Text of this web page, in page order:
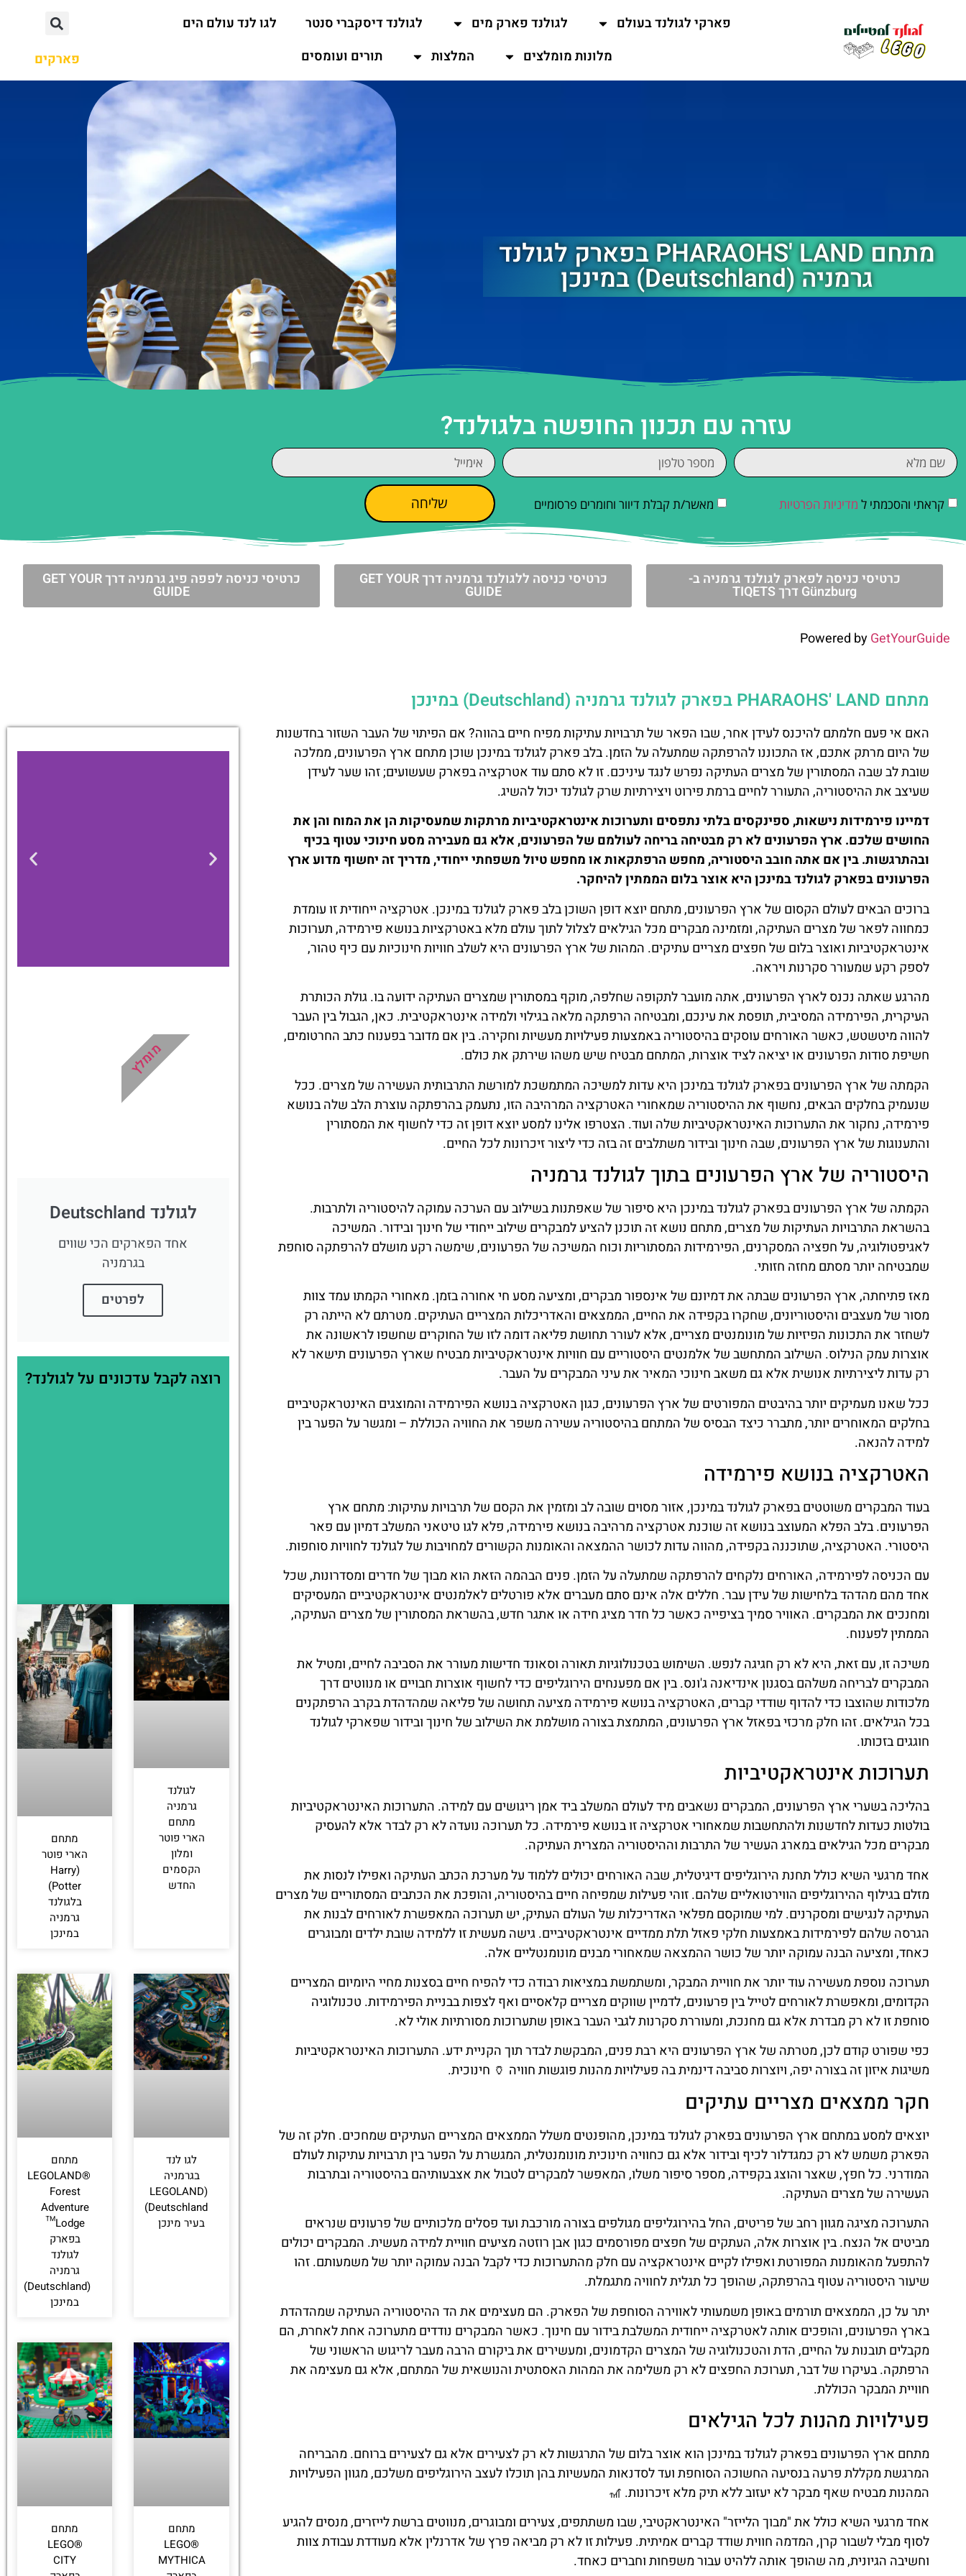
פארקי לגולנד בעולם לגולנד פארק מים לגולנד דיסקברי סנטר
לגו לנד עולם הים
מלונות מומלצים
המלצות תורים ועומסים פארקים
מתחם PHARAOHS' LAND בפארק לגולנד
גרמניה (Deutschland) במינכן
עזרה עם תכנון החופשה בלגולנד?
קראתי והסכמתי ל מדיניות הפרטיות מאשר/ת קבלת דיוור וחומרים פרסומיים שליחה
כרטיסי כניסה לפארק לגולנד גרמניה ב-
Günzburg דרך TIQETS
כרטיסי כניסה ללגולנד גרמניה דרך GET YOUR
GUIDE
כרטיסי כניסה לפפה פיג גרמניה דרך GET YOUR
GUIDE
Powered byGetYourGuide
מתחם PHARAOHS' LAND בפארק לגולנד גרמניה (Deutschland) במינכן
האם אי פעם חלמתם להיכנס לעידן אחר, שבו הפאר של תרבויות עתיקות מפיח חיים בהווה? אם הפיתוי של העבר השזור בחדשנות
של היום מרתק אתכם, אז התכוננו להרפתקה שמתעלה על הזמן. בלב פארק לגולנד במינכן שוכן מתחם ארץ הפרעונים, ממלכה
שובת לב שבה המסתורין של מצרים העתיקה נפרש לנגד עיניכם. זו לא סתם עוד אטרקציה בפארק שעשועים; זהו שער לעידן
שעיצב את ההיסטוריה, התעורר לחיים ברמת פירוט ויצירתיות שרק לגולנד יכול להשיג.
דמיינו פירמידות נישאות, ספינקסים בלתי נתפסים ותערוכות אינטראקטיביות מרתקות שמעסיקות הן את המוח והן את
החושים שלכם. ארץ הפרעונים לא רק מבטיחה בריחה לעולמם של הפרעונים, אלא גם מעבירה מסע חינוכי עטוף בכיף
ובהתרגשות. בין אם אתה חובב היסטוריה, מחפש הרפתקאות או מחפש טיול משפחתי ייחודי, מדריך זה יחשוף מדוע ארץ
הפרעונים בפארק לגולנד במינכן היא אוצר בלום הממתין להיחקר.
ברוכים הבאים לעולם הקסום של ארץ הפרעונים, מתחם יוצא דופן השוכן בלב פארק לגולנד במינכן. אטרקציה ייחודית זו עומדת
כמחווה לפאר של מצרים העתיקה, ומזמינה מבקרים מכל הגילאים לצלול לתוך עולם מלא באטרקציות בנושא פירמידה, תערוכות
אינטראקטיביות ואוצר בלום של חפצים מצריים עתיקים. המהות של ארץ הפרעונים היא לשלב חוויות חינוכיות עם כיף טהור,
לספק רקע שמעורר סקרנות ויראה.
מהרגע שאתה נכנס לארץ הפרעונים, אתה מועבר לתקופה שחלפה, מוקף במסתורין שמצרים העתיקה ידועה בו. גולת הכותרת
העיקרית, הפירמידה המסיבית, תופסת את עינכם, ומבטיחה הרפתקה מלאה בגילוי ולמידה אינטראקטיבית. כאן, הגבול בין העבר
להווה מיטשטש, כאשר האורחים עוסקים בהיסטוריה באמצעות פעילויות מעשיות וחקירה. בין אם מדובר בפענוח כתב החרטומים,
חשיפת סודות הפרעונים או יציאה לציד אוצרות, המתחם מבטיח שיש משהו שירתק את כולם.
הקמתה של ארץ הפרעונים בפארק לגולנד במינכן היא עדות למשיכה המתמשכת למורשת התרבותית העשירה של מצרים. ככל
שנעמיק בחלקים הבאים, נחשוף את ההיסטוריה שמאחורי האטרקציה המרהיבה הזו, נתעמק בהרפתקה עוצרת הלב שלה בנושא
פירמידה, נחקור את התערוכות האינטראקטיביות שלה ועוד. הצטרפו אלינו למסע יוצא דופן זה כדי לחשוף את המסתורין
והתענוגות של ארץ הפרעונים, שבה חינוך ובידור משתלבים זה בזה כדי ליצור זיכרונות לכל החיים.
היסטוריה של ארץ הפרעונים בתוך לגולנד גרמניה
הקמתה של ארץ הפרעונים בפארק לגולנד במינכן היא סיפור של שאפתנות בשילוב עם הערכה עמוקה להיסטוריה ולתרבות.
בהשראת התרבויות העתיקות של מצרים, מתחם נושא זה תוכנן להציע למבקרים שילוב ייחודי של חינוך ובידור. המשיכה
לאגיפטולוגיה, על חפציה המסקרנים, הפירמידות המסתוריות וכוח המשיכה של הפרעונים, שימשה רקע מושלם להרפתקה סוחפת
שמבטיחה יותר מסתם מחזה חזותי.
מאז פתיחתה, ארץ הפרעונים שבתה את דמיונם של אינספור מבקרים, ומציעה מסע חי אחורה בזמן. מאחורי הקמתו עמד צוות
מסור של מעצבים והיסטוריונים, שחקרו בקפידה את החיים, הממצאים והאדריכלות המצריים העתיקים. מטרתם לא הייתה רק
לשחזר את התכונות הפיזיות של מונומנטים מצריים, אלא לעורר תחושת פליאה דומה לזו של החוקרים שחשפו לראשונה את
אוצרות עמק הנילוס. השילוב המתחשב של אלמנטים היסטוריים עם חוויות אינטראקטיביות מבטיח שארץ הפרעונים תישאר לא
רק עדות ליצירתיות אנושית אלא גם משאב חינוכי המאיר את עיני המבקרים על העבר.
ככל שאנו מעמיקים יותר בהיבטים המפורטים של ארץ הפרעונים, כגון האטרקציה בנושא הפירמידה והמוצגים האינטראקטיביים
בחלקים המאוחרים יותר, מתברר כיצד הבסיס של המתחם בהיסטוריה עשירה משפר את החוויה הכוללת – ומגשר על הפער בין
למידה להנאה.
האטרקציה בנושא פירמידה
בעוד המבקרים משוטטים בפארק לגולנד במינכן, אזור מסוים שובה לב ומזמין את הקסם של תרבויות עתיקות: מתחם ארץ
הפרעונים. בלב הפלא המעוצב בנושא זה שוכנת אטרקציה מרהיבה בנושא פירמידה, פלא לגו טיטאני המשלב דמיון עם פאר
היסטורי. האטרקציה, שתוכננה בקפידה, מהווה עדות לכושר ההמצאה והאומנות הקשורים למחויבות של לגולנד לחוויות סוחפות.
עם הכניסה לפירמידה, האורחים נלקחים להרפתקה שמתעלה על הזמן. פנים הבהמה הזאת הוא מבוך של חדרים ומסדרונות, שכל
אחד מהם מהדהד בלחישות של עידן עבר. חללים אלה אינם סתם מעברים אלא פורטלים לאלמנטים אינטראקטיביים המעסיקים
ומחנכים את המבקרים. האוויר סמיך בציפייה כאשר כל חדר מציג חידה או אתגר חדש, בהשראת המסתורין של מצרים העתיקה,
הממתין לפענוח.
משיכה זו, עם זאת, היא לא רק חגיגה לנפש. השימוש בטכנולוגיות תאורה וסאונד חדישות מעורר את הסביבה לחיים, ומטיל את
המבקרים לבריחה משלהם בסגנון אינדיאנה ג'ונס. בין אם מפענחים הירוגליפים כדי לחשוף אוצרות חבויים או מנווטים דרך
מלכודות שהוצבו כדי להדוף שודדי קברים, האטרקציה בנושא פירמידה מציעה תחושה של פליאה שמהדהדת בקרב הרפתקנים
בכל הגילאים. זהו חלק מרכזי בפאזל ארץ הפרעונים, המתמצת בצורה מושלמת את השילוב של חינוך ובידור שפארקי לגולנד
חוגגים בזכותו.
תערוכות אינטראקטיביות
בהליכה בשערי ארץ הפרעונים, המבקרים נשאבים מיד לעולם המשלב ביד אמן ריגושים עם למידה. התערוכות האינטראקטיביות
בולטות כעדות לחדשנות ולהתחשבות שמאחורי אטרקציה זו בנושא פירמידה. כל תערוכה נועדה לא רק לבדר אלא להעסיק
מבקרים מכל הגילאים במארג העשיר של התרבות וההיסטוריה המצרית העתיקה.
אחד מרגעי השיא כולל תחנת הירוגליפים דיגיטלית, שבה האורחים יכולים ללמוד על מערכת הכתב העתיקה ואפילו לנסות את
מזלם בגילוף ההירוגליפים הווירטואליים שלהם. זוהי פעילות שמפיחה חיים בהיסטוריה, והופכת את הכתבים המסתוריים של מצרים
העתיקה לנגישים ומסקרנים. למי שמוקסם מפלאי האדריכלות של העולם העתיק, יש תערוכה המאפשרת לאורחים לבנות את
הגרסה שלהם לפירמידות באמצעות חלקי פאזל תלת ממדיים אינטראקטיביים. גישה מעשית זו ללמידה שובת ילדים ומבוגרים
כאחד, ומציעה הבנה עמוקה יותר של כושר ההמצאה שמאחורי מבנים מונומנטליים אלה.
תערוכה נוספת מעשירה עוד יותר את חוויית המבקר, ומשתמשת במציאות רבודה כדי להפיח חיים בסצנות מחיי היומיום המצריים
הקדומים, ומאפשרת לאורחים לטייל בין פרעונים, לדמיין שווקים מצריים קלאסיים ואף לצפות בבניית הפירמידות. טכנולוגיה
סוחפת זו לא רק מבדרת אלא גם מחנכת, ומעוררת סקרנות לגבי העבר באופן שתערוכות מסורתיות אולי לא.
כפי שפורט קודם לכן, מטרתה של ארץ הפרעונים היא רבת פנים, המבקשת לבדר תוך הקניית ידע. התערוכות האינטראקטיביות
משיגות איזון זה בצורה יפה, ויוצרות סביבה דינמית בה פעילויות מהנות פוגשות חוויה 🏺 חינוכית.
חקר ממצאים מצריים עתיקים
יוצאים למסע במתחם ארץ הפרעונים בפארק לגולנד במינכן, מהופנטים משלל הממצאים המצריים העתיקים שמחכים. חלק זה של
הפארק משמש לא רק כמגדלור לכיף ובידור אלא גם כחוויה חינוכית מונומנטלית, המגשרת על הפער בין תרבויות עתיקות לעולם
המודרני. כל חפץ, שאצר והוצג בקפידה, מספר סיפור משלו, המאפשר למבקרים לטבול את אצבעותיהם בהיסטוריה ובתרבות
העשירה של מצרים העתיקה.
התערוכה מציגה מגוון רחב של פריטים, החל בהירוגליפים מגולפים בצורה מורכבת ועד פסלים מלכותיים של פרעונים שנראים
מביטים אל הנצח. בין אוצרות אלה, העתקים של חפצים מפורסמים כגון אבן רוזטה מציעים חוויית למידה מעשית. המבקרים יכולים
להתפעל מהאומנות המפורטת ואפילו לקיים אינטראקציה עם חלק מהתערוכות כדי לקבל הבנה עמוקה יותר של משמעותם. זהו
שיעור היסטוריה עטוף בהרפתקה, שהופך כל תגלית לחוויה מתגמלת.
יתר על כן, הממצאים תורמים באופן משמעותי לאווירה הסוחפת של הפארק. הם מעצימים את הד ההיסטוריה העתיקה שמהדהדת
בארץ הפרעונים, והופכים אותה לאטרקציה ייחודית המשלבת בידור עם חינוך. כאשר המבקרים נודדים מתערוכה אחת לאחרת, הם
מקבלים תובנות על החיים, הדת והטכנולוגיה של המצרים הקדמונים, ומעשירים את ביקורם הרבה מעבר לריגוש הראשוני של
הרפתקה. בעיקרו של דבר, תערוכת החפצים לא רק משלימה את המהות האסתטית והנושאית של המתחם, אלא גם מעצימה את
חוויית המבקר הכוללת.
פעילויות מהנות לכל הגילאים
מתחם ארץ הפרעונים בפארק לגולנד במינכן הוא אוצר בלום של התרגשות לא רק לצעירים אלא גם לצעירים ברוחם. מהבריחה
המרגשת מקללת פרעה בנסיעה החשוכה הסוחפת ועד לסדנאות המעשיות בהן תוכלו לעצב הירוגליפים משלכם, מגוון הפעילויות
המהנות מבטיח שאף מבקר לא יעזוב ללא תיק מלא זיכרונות. 🎢
אחד מרגעי השיא כולל את "מבוך הלייזר" האינטראקטיבי, שבו משתתפים, צעירים ומבוגרים, מנווטים ברשת לייזרים, מנסים להגיע
לסוף מבלי לשבור קרן, המדמה חווית שודד קברים אמיתית. פעילות זו לא רק מביאה פרץ של אדרנלין אלא מעודדת עבודת צוות
וחשיבה הגיונית, מה שהופך אותה ללהיט עבור משפחות וחברים כאחד.
מציאת
טיסה זולה?
לחצו
לגולנד Deutschland
אחד הפארקים הכי שווים
בגרמניה
לפרטים
מומלץ
רוצה לקבל עדכונים על לגולנד?
לגולנד
גרמניה
מתחם
הארי פוטר
ומלון
הקסמים
החדש
מתחם
הארי פוטר
(Harry
Potter)
בלגולנד
גרמניה
במינכן
לגו לנד
בגרמניה
(LEGOLAND
Deutschland)
בעיר מינכן
מתחם
LEGOLAND®
Forest
Adventure
Lodge™
בפארק
לגולנד
גרמניה
(Deutschland)
במינכן
מתחם
LEGO®
MYTHICA
מתחם
LEGO®
CITY